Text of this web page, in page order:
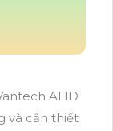
AHD
và cần thiết